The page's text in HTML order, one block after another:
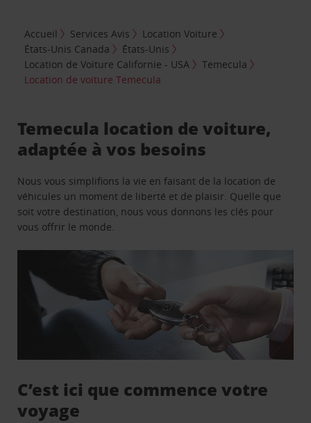
Accueil Services Avis
Location Voiture
États-Unis Canada
États-Unis
Location de Voiture Californie - USA
Temecula
Location de voiture Temecula
Temecula location de voiture,
adaptée à vos besoins
Nous vous simplifions la vie en faisant de la location de
véhicules un moment de liberté et de plaisir. Quelle que
soit votre destination, nous vous donnons les clés pour
vous offrir le monde.
C’est ici que commence votre
voyage